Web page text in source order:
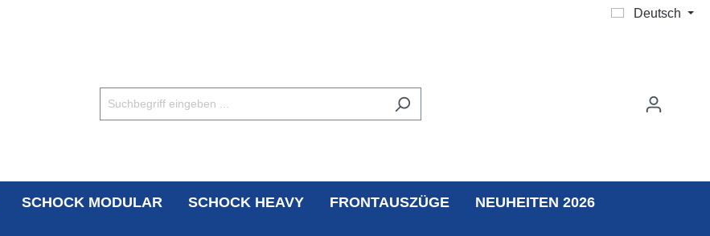
Deutsch
SCHOCK MODULAR SCHOCK HEAVY FRONTAUSZÜGE NEUHEITEN 2026